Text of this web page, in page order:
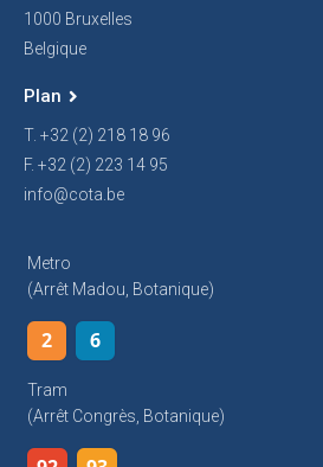
1000 Bruxelles
Belgique
Plan
T. +32 (2) 218 18 96
F. +32 (2) 223 14 95
info@cota.be
Metro
(arrêt Madou, Botanique)
2 6
Tram
(arrêt Congrès, Botanique)